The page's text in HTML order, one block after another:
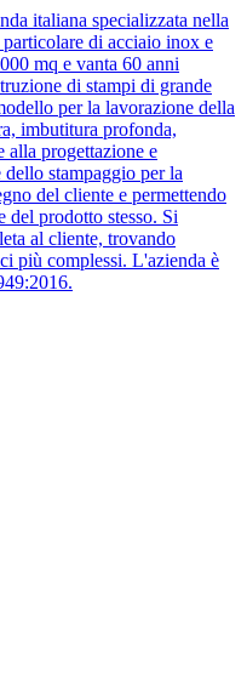
italiana specializzata nella
di acciaio inox e
mq e vanta 60 anni
di stampi di grande
per la lavorazione della
imbutitura profonda,
alla progettazione e
stampaggio per la
del cliente e permettendo
del prodotto stesso. Si
al cliente, trovando
più complessi. L'azienda è